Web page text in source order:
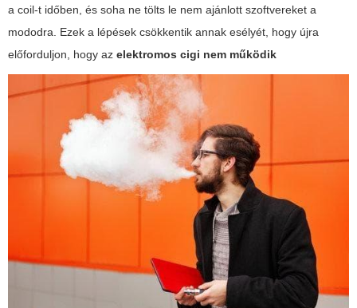
a coil-t időben, és soha ne tölts le nem ajánlott szoftvereket a
mododra. Ezek a lépések csökkentik annak esélyét, hogy újra
előforduljon, hogy az elektromos cigi nem működik